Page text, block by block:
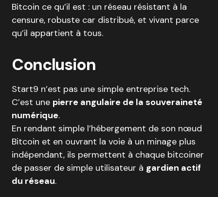
Bitcoin ce qu’il est : un réseau résistant à la
censure, robuste car distribué, et vivant parce
qu’il appartient à tous.
Conclusion
Start9 n’est pas une simple entreprise tech.
C’est une pierre angulaire de la souveraineté
numérique.
En rendant simple l’hébergement de son nœud
Bitcoin et en ouvrant la voie à un minage plus
indépendant, ils permettent à chaque bitcoiner
de passer de simple utilisateur à gardien actif
du réseau.